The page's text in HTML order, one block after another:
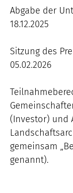
Abgabe der
18.12.2025
Sitzung des
05.02.2026
(Investor) und
gemeinsam
genannt).